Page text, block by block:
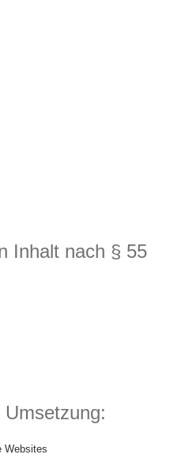
Inhalt nach § 55
Websites